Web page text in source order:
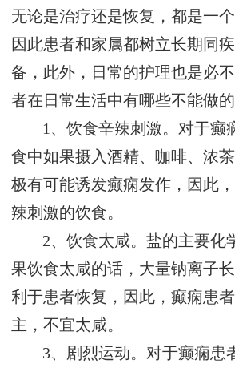
无论是治疗还是恢复，都是一
因此患者和家属都树立长期同
备，此外，日常的护理也是必
者在日常生活中有哪些不能做
1、饮食辛辣刺激。对于癫
食中如果摄入酒精、咖啡、浓
极有可能诱发癫痫发作，因此
辣刺激的饮食。
2、饮食太咸。盐的主要化
果饮食太咸的话，大量钠离子
利于患者恢复，因此，癫痫患
主，不宜太咸。
3、剧烈运动。对于癫痫患